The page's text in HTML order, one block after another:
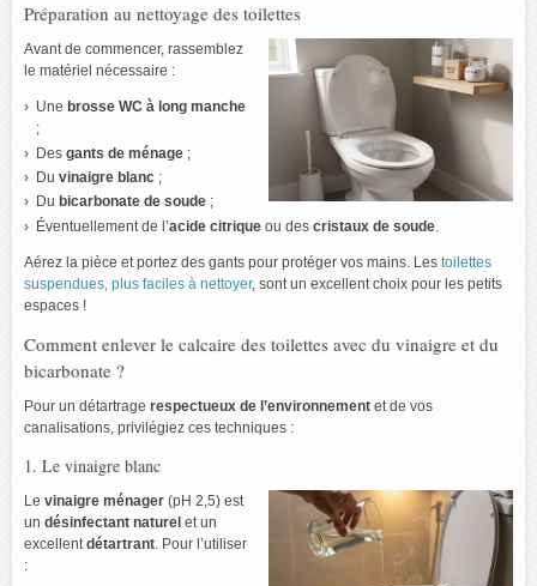
Préparation au nettoyage des toilettes
Avant de commencer, rassemblez
le matériel nécessaire :
Une brosse WC à long manche
;
Des gants de ménage;
Du vinaigre blanc;
Du bicarbonate de soude;
Éventuellement de l’acide citriqueou des cristaux de soude.
Aérez la pièce et portez des gants pour protéger vos mains. Les toilettes
suspendues, plus faciles à nettoyer, sont un excellent choix pour les petits
espaces !
Comment enlever le calcaire des toilettes avec du vinaigre et du
bicarbonate ?
Pour un détartrage respectueux de l’environnement et de vos
canalisations, privilégiez ces techniques :
1. Le vinaigre blanc
Le vinaigre ménager (pH 2,5) est
un désinfectant naturel et un
excellent détartrant . Pour l’utiliser
: